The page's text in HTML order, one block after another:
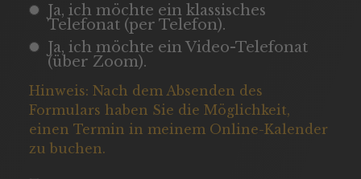
Ja, ich möchte ein klassisches
Telefonat (per Telefon).
Ja, ich möchte ein Video-Telefonat
(über Zoom).
Hinweis: Nach dem Absenden des
Formulars haben Sie die Möglichkeit,
einen Termin in meinem Online-Kalender
zu buchen.